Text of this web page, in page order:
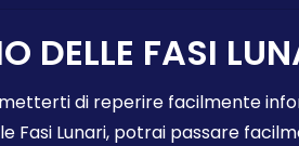
DELLE FASI
di reperire facilmente
Fasi Lunari, potrai passare